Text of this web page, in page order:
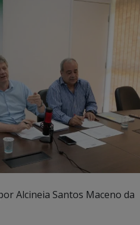
Alcineia Santos Maceno da